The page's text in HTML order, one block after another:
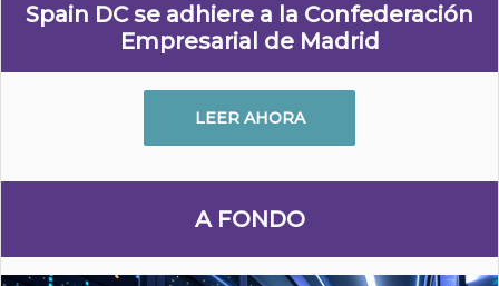
Spain DC se adhiere a la Confederación
Empresarial de Madrid
LEER AHORA
A FONDO